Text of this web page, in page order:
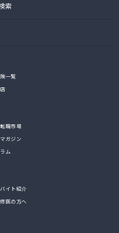
索
一覧
職市場
ガジン
ム
イト紹介
医の方へ